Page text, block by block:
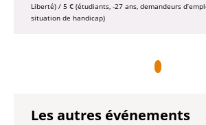
Liberté) / 5 € (étudiants, -27 ans, demandeurs
situation de handicap)
Les autres événements